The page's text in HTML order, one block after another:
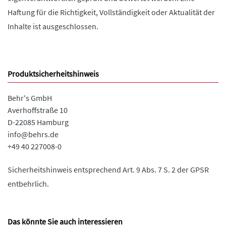
Haftung für die Richtigkeit, Vollständigkeit oder Aktualität der
Inhalte ist ausgeschlossen.
Produktsicherheitshinweis
Behr's GmbH
Averhoffstraße 10
D-22085 Hamburg
info@behrs.de
+49 40 227008-0
Sicherheitshinweis entsprechend Art. 9 Abs. 7 S. 2 der GPSR
entbehrlich.
Das könnte Sie auch interessieren